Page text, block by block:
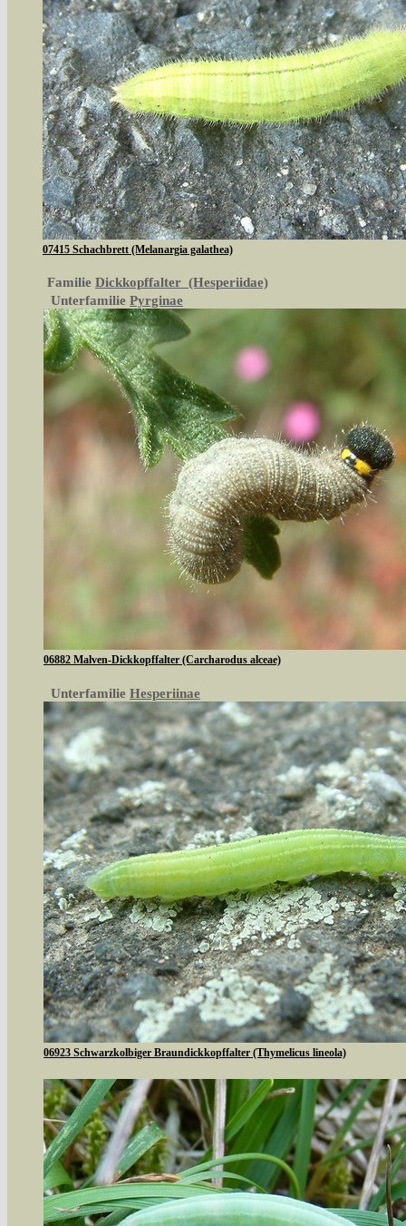
07415 Schachbrett (Melanargia galathea)
Familie Dickkopffalter (Hesperiidae)
Unterfamilie Pyrginae
06882 Malven-Dickkopffalter (Carcharodus alceae)
Unterfamilie Hesperiinae
06923 Schwarzkolbiger Braundickkopffalter (Thymelicus lineola)